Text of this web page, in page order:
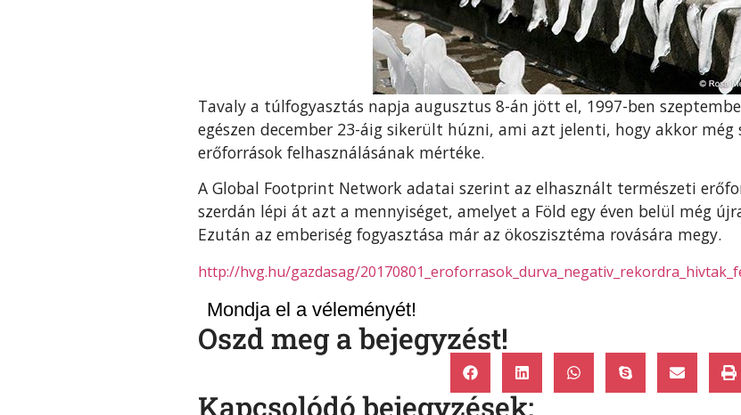
Tavaly a túlfogyasztás napja augusztus 8-án jött el, 1997-ben
egészen december 23-áig sikerült húzni, ami azt jelenti, hogy akkor
erőforrások felhasználásának mértéke.
A Global Footprint Network adatai szerint az elhasznált természeti
szerdán lépi át azt a mennyiséget, amelyet a Föld egy éven belül még
Ezután az emberiség fogyasztása már az ökoszisztéma rovására megy.
http://hvg.hu/gazdasag/
Mondja el a véleményét!
Oszd meg a bejegyzést!
Kapcsolódó bejegyzések: